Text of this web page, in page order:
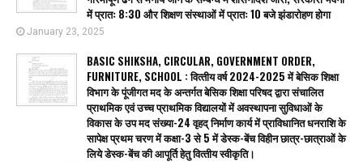
में प्रातः 8:30 और शिक्षण संस्थाओं में प्रातः 10 बजे झंडारोहण होगा
January 23, 2025
BASIC SHIKSHA, CIRCULAR, GOVERNMENT ORDER,
FURNITURE, SCHOOL : वित्‍तीय वर्ष 2024-2025 में बेसिक शिक्षा
विभाग के पूंजीगत मद के अन्तर्गत बेसिक शिक्षा परिषद द्वारा संचालित
प्राथमिक एवं उच्च प्राथमिक विद्यालयों में अवस्थापना सुविधाओं के
विकास के उप मद संख्या-24 वृहद् निर्माण कार्य में प्राविधानित धनराशि के
सापेक्ष प्रथम चरण में कक्षा-3 से 5 में डेस्क-बेंच विहीन छात्र-छात्राओं के
लिये डेस्क-बेंच की आपूर्ति हेतु वित्‍तीय स्‍वीकृति।